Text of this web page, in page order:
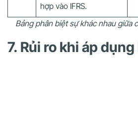
hợp vào IFRS.
Bảng phân biệt sự khác nhau giữa
7. Rủi ro khi áp dụng